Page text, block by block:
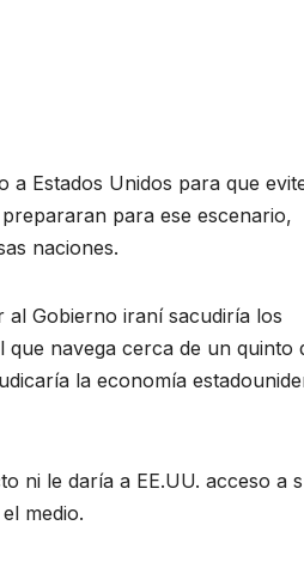
Estados Unidos para que
para ese escenario,
naciones.
al Gobierno iraní sacudiría los
navega cerca de un quinto
la economía
ni le daría a EE.UU. acceso a
medio.